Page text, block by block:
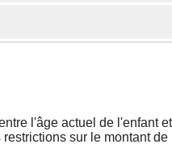
l'âge actuel de l'enfant
sur le montant